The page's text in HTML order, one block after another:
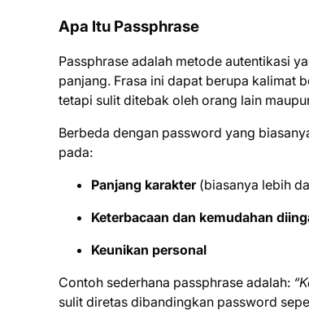
Apa Itu Passphrase
Passphrase adalah metode autentikasi
panjang. Frasa ini dapat berupa kalimat
tetapi sulit ditebak oleh orang lain
Berbeda dengan password yang
pada:
Panjang karakter(biasanya lebih
Keterbacaan dan kemudahan
Keunikan personal
Contoh sederhana passphrase adalah:
sulit diretas dibandingkan password